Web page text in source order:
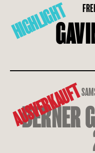
HIGHLIGHT
AUSVERKAUFT
BERNER